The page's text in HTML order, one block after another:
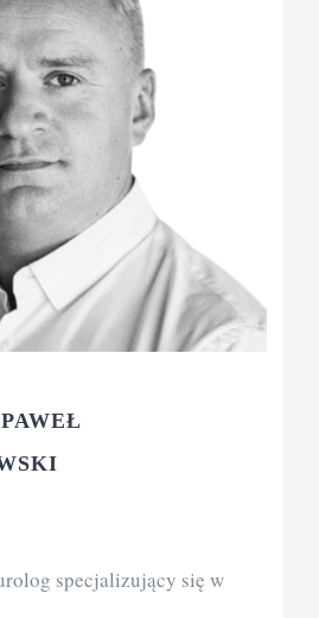
specjalizujący się w